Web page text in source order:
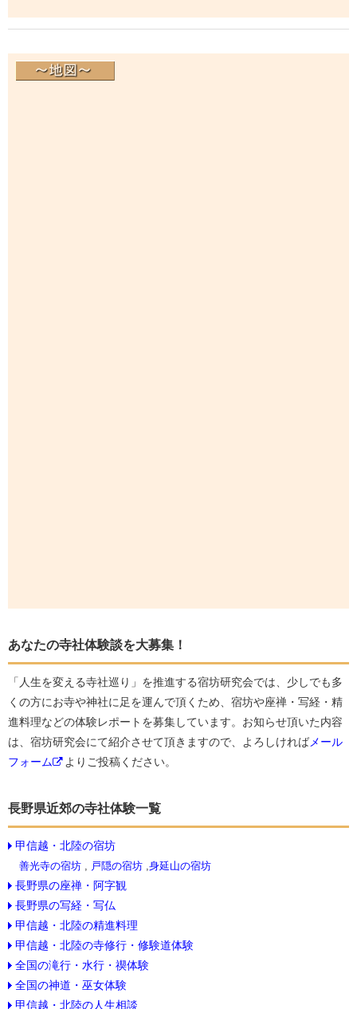
あなたの寺社体験談を大募集！
「人生を変える寺社巡り」を推進する宿坊研究会では、少しでも多
くの方にお寺や神社に足を運んで頂くため、宿坊や座禅・写経・精
進料理などの体験レポートを募集しています。お知らせ頂いた内容
は、宿坊研究会にて紹介させて頂きますので、よろしければメール
フォーム
よりご投稿ください。
長野県近郊の寺社体験一覧
甲信越・北陸の宿坊
善光寺の宿坊 , 戸隠の宿坊 ,身延山の宿坊
長野県の座禅・阿字観
長野県の写経・写仏
甲信越・北陸の精進料理
甲信越・北陸の寺修行・修験道体験
全国の滝行・水行・禊体験
全国の神道・巫女体験
甲信越・北陸の人生相談